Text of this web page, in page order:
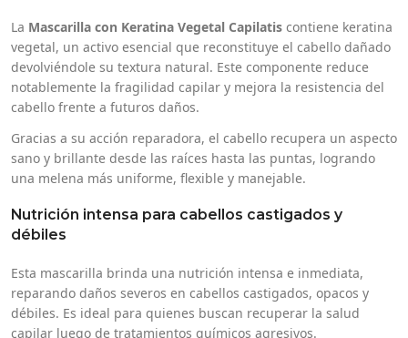
La Mascarilla con Keratina Vegetal Capilatis contiene keratina
vegetal, un activo esencial que reconstituye el cabello dañado
devolviéndole su textura natural. Este componente reduce
notablemente la fragilidad capilar y mejora la resistencia del
cabello frente a futuros daños.
Gracias a su acción reparadora, el cabello recupera un aspecto
sano y brillante desde las raíces hasta las puntas, logrando
una melena más uniforme, flexible y manejable.
Nutrición intensa para cabellos castigados y
débiles
Esta mascarilla brinda una nutrición intensa e inmediata,
reparando daños severos en cabellos castigados, opacos y
débiles. Es ideal para quienes buscan recuperar la salud
capilar luego de tratamientos químicos agresivos.